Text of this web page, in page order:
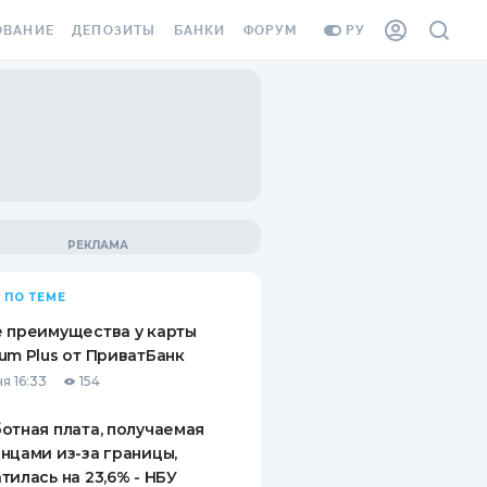
РУ
ВИНЬЕТКА
СОТРУДНИКОВ
ОТ
СЛУЧАЕВ
ДЕПОЗИТЫ
ВОПРОСЫ И ОТВЕТЫ
ПУТЕВОДИТЕЛИ ПО
БАНКИ ФОРУМ
ПО ТЕМЕ
преимущества у карты
Plus от ПриватБанк
16:33 154
плата, получаемая
из-за границы,
на 23,6% - НБУ